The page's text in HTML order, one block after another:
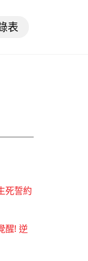
表
死誓約
醒! 逆